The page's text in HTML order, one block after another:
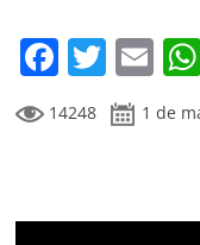
F
a
c
b
T
w
itt
E
m
ai
14248 1 de